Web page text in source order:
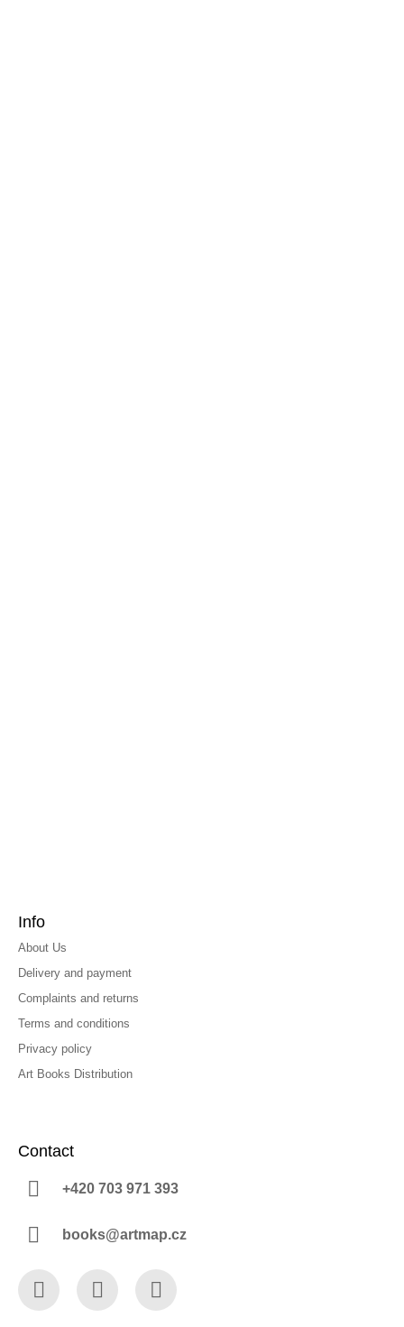
Info
About Us
Delivery and payment
Complaints and returns
Terms and conditions
Privacy policy
Art Books Distribution
Contact
+420 703 971 393
books@artmap.cz